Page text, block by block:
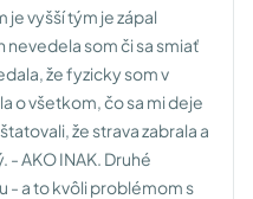
je vyšší tým je zápal
nevedela som či sa smiať
že fyzicky som v
o všetkom, čo sa mi deje
že strava zabrala a
AKO INAK. Druhé
- a to kvôli problémom s